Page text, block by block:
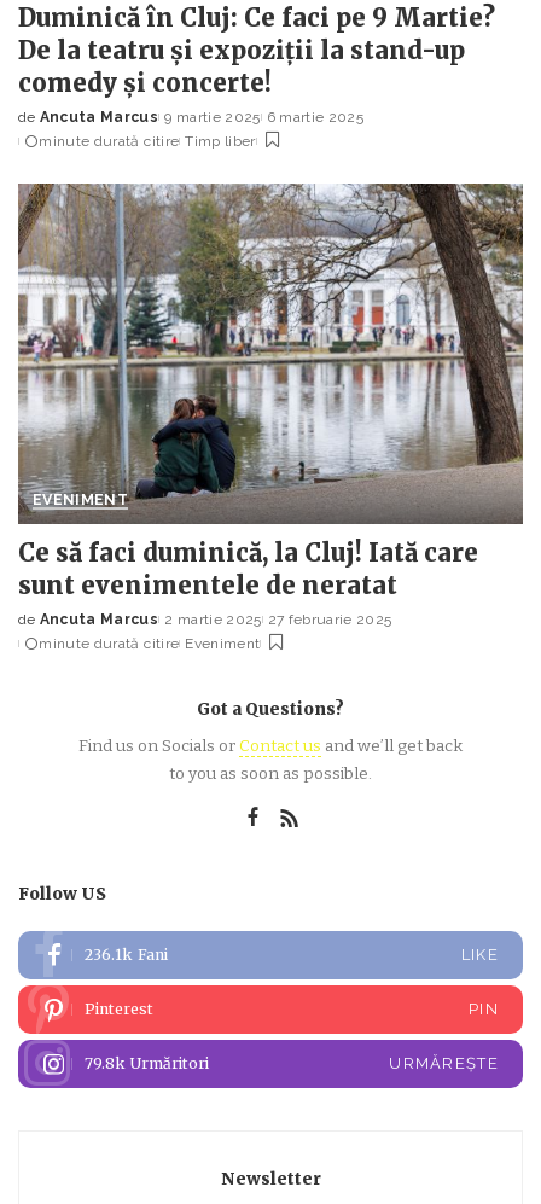
Duminică în Cluj: Ce faci pe 9 Martie?
De la teatru și expoziții la stand-up
comedy și concerte!
Posted
by
de Ancuta Marcus 9 martie 2025 6 martie 2025
minute durată citire Timp liber
EVENIMENT
Ce să faci duminică, la Cluj! Iată care
sunt evenimentele de neratat
Posted
by
de Ancuta Marcus 2 martie 2025 27 februarie 2025
minute durată citire Eveniment
Got a Questions?
Find us on Socials orContact us and we’ll get back
to you as soon as possible.
Follow US
236.1k Fani LIKE
Pinterest PIN
79.8k Urmăritori URMĂREȘTE
Newsletter